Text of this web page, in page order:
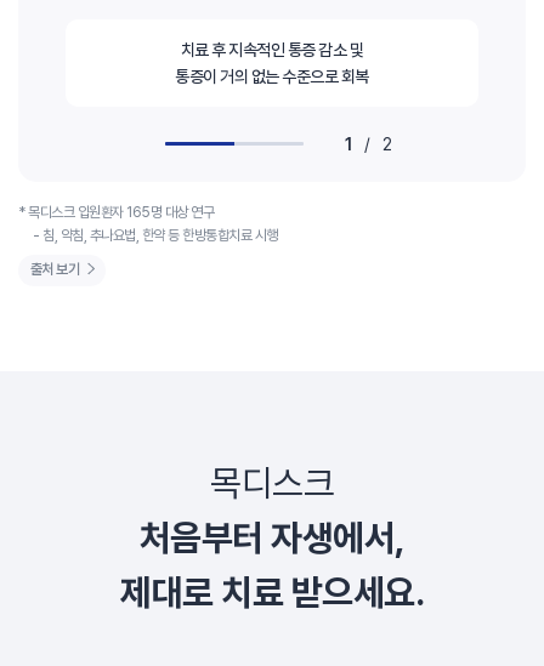
치료 후 지속적인 통증 감소 및
통증이 거의 없는 수준으로 회복
1 / 2
* 목디스크 입원환자 165명 대상 연구
- 침, 약침, 추나요법, 한약 등 한방통합치료 시행
출처 보기
목디스크
처음부터 자생에서,
제대로 치료 받으세요.